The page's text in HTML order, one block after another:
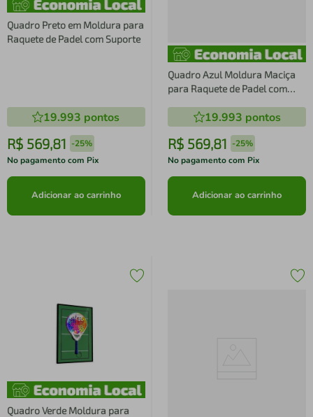
Quadro Preto em Moldura para
Raquete de Padel com Suporte
19.993 pontos
R$ 569,81 -25%
No pagamento com Pix
Adicionar ao carrinho
Quadro Azul Moldura Maciça
para Raquete de Padel com
19.993 pontos
R$ 569,81 -25%
No pagamento com Pix
Adicionar ao carrinho
Quadro Verde Moldura para